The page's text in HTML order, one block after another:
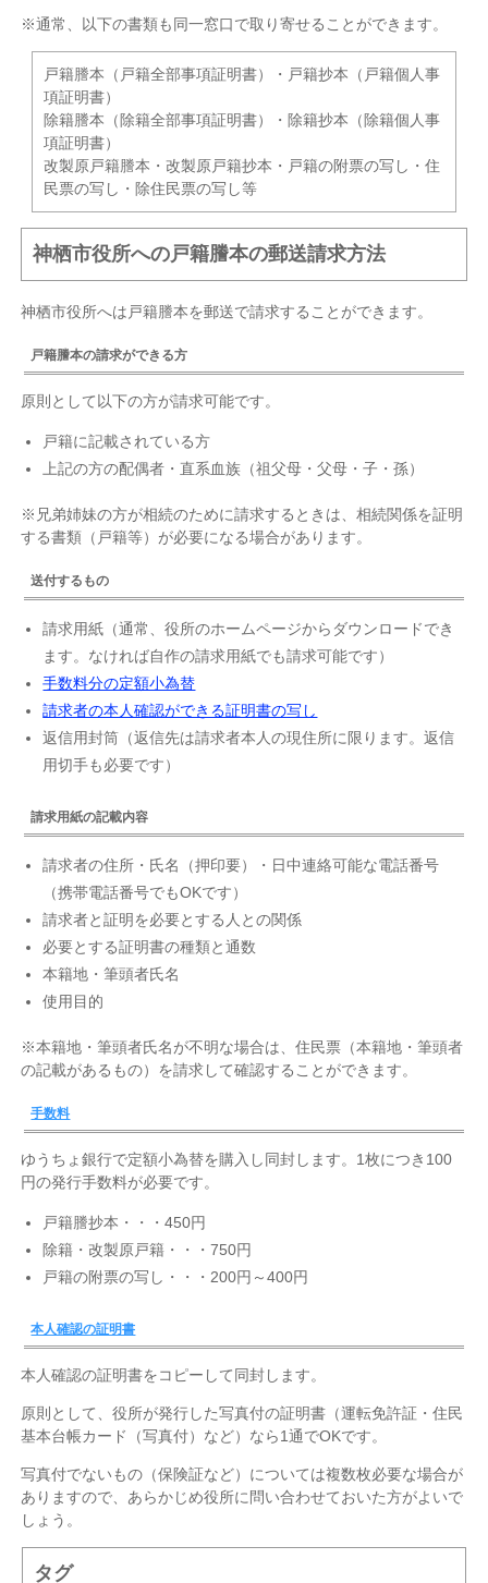
※通常、以下の書類も同一窓口で取り寄せることができます。
戸籍謄本（戸籍全部事項証明書）・戸籍抄本（戸籍個人事
項証明書）
除籍謄本（除籍全部事項証明書）・除籍抄本（除籍個人事
項証明書）
改製原戸籍謄本・改製原戸籍抄本・戸籍の附票の写し・住
民票の写し・除住民票の写し等
神栖市役所への戸籍謄本の郵送請求方法
神栖市役所へは戸籍謄本を郵送で請求することができます。
戸籍謄本の請求ができる方
原則として以下の方が請求可能です。
戸籍に記載されている方
上記の方の配偶者・直系血族（祖父母・父母・子・孫）
※兄弟姉妹の方が相続のために請求するときは、相続関係を証明
する書類（戸籍等）が必要になる場合があります。
送付するもの
請求用紙（通常、役所のホームページからダウンロードでき
ます。なければ自作の請求用紙でも請求可能です）
手数料分の定額小為替
請求者の本人確認ができる証明書の写し
返信用封筒（返信先は請求者本人の現住所に限ります。返信
用切手も必要です）
請求用紙の記載内容
請求者の住所・氏名（押印要）・日中連絡可能な電話番号
（携帯電話番号でもOKです）
請求者と証明を必要とする人との関係
必要とする証明書の種類と通数
本籍地・筆頭者氏名
使用目的
※本籍地・筆頭者氏名が不明な場合は、住民票（本籍地・筆頭者
の記載があるもの）を請求して確認することができます。
手数料
ゆうちょ銀行で定額小為替を購入し同封します。1枚につき100
円の発行手数料が必要です。
戸籍謄抄本・・・450円
除籍・改製原戸籍・・・750円
戸籍の附票の写し・・・200円～400円
本人確認の証明書
本人確認の証明書をコピーして同封します。
原則として、役所が発行した写真付の証明書（運転免許証・住民
基本台帳カード（写真付）など）なら1通でOKです。
写真付でないもの（保険証など）については複数枚必要な場合が
ありますので、あらかじめ役所に問い合わせておいた方がよいで
しょう。
タグ